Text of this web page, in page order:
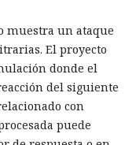
muestra un ataque
El proyecto
donde el
del siguiente
con
puede